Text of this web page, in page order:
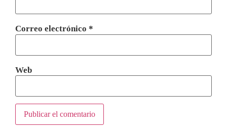
Correo electrónico *
Web